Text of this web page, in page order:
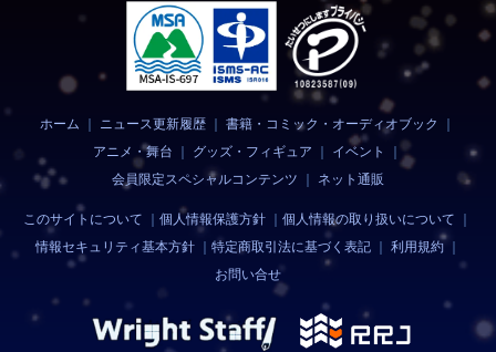
ホーム ｜ ニュース更新履歴 ｜書籍・コミック・オーディオブック
｜
アニメ・舞台
｜ グッズ・フィギュア ｜ イベント
｜
会員限定スペシャルコンテンツ ｜ ネット通販
このサイトについて ｜個人情報保護方針 ｜個人情報の取り扱いについて
｜
情報セキュリティ基本方針｜ 特定商取引法に基づく表記｜ 利用規約｜
お問い合せ